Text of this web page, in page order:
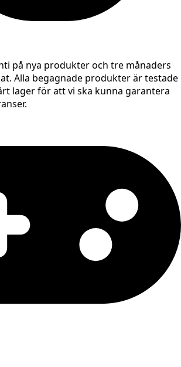
på nya produkter och tre månaders
Alla begagnade produkter är testade
lager för att vi ska kunna garantera